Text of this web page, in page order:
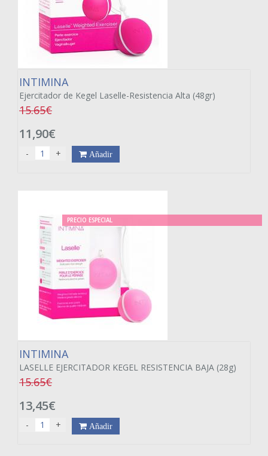
INTIMINA
Ejercitador de Kegel Laselle-Resistencia Alta (48gr)
15.65€
11,90€
- + Añadir
PRECIO ESPECIAL
INTIMINA
LASELLE EJERCITADOR KEGEL RESISTENCIA BAJA (28g)
15.65€
13,45€
- + Añadir